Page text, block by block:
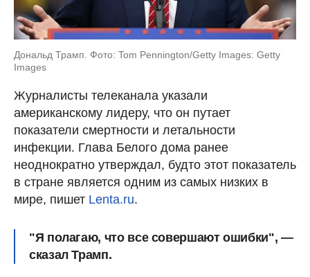
Дональд Трамп. Фото: Tom Pennington/Getty Images: Getty
Images
Журналисты телеканала указали
американскому лидеру, что он путает
показатели смертности и летальности
инфекции. Глава Белого дома ранее
неоднократно утверждал, будто этот показатель
в стране является одним из самых низких в
мире, пишет Lenta.ru.
"Я полагаю, что все совершают ошибки", —
сказал Трамп.